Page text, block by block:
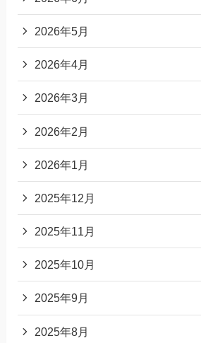
2026年5月
2026年4月
2026年3月
2026年2月
2026年1月
2025年12月
2025年11月
2025年10月
2025年9月
2025年8月